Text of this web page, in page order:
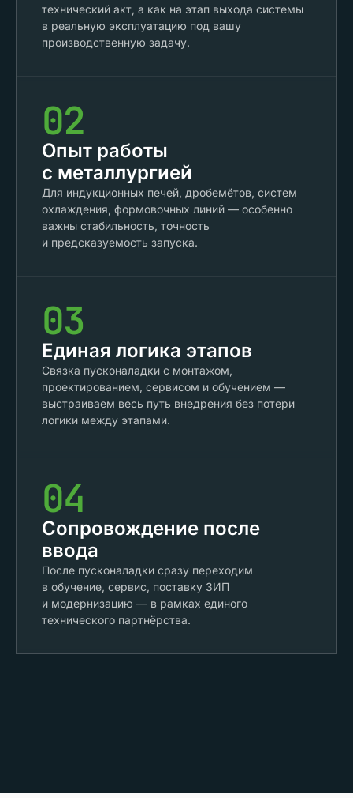
технический акт, а как на этап выхода системы
в реальную эксплуатацию под вашу
производственную задачу.
02
Опыт работы
с металлургией
Для индукционных печей, дробемётов, систем
охлаждения, формовочных линий — особенно
важны стабильность, точность
и предсказуемость запуска.
03
Единая логика этапов
Связка пусконаладки с монтажом,
проектированием, сервисом и обучением —
выстраиваем весь путь внедрения без потери
логики между этапами.
04
Сопровождение после
ввода
После пусконаладки сразу переходим
в обучение, сервис, поставку ЗИП
и модернизацию — в рамках единого
технического партнёрства.